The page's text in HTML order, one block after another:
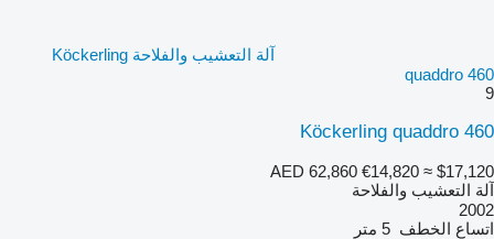
آلة التعشيب والفلاحة Köckerling
quaddro 460
9
Köckerling quaddro 460
AED 62,860 €14,820 ≈ $17,120
آلة التعشيب والفلاحة
2002
اتساع الخطف 5 متر